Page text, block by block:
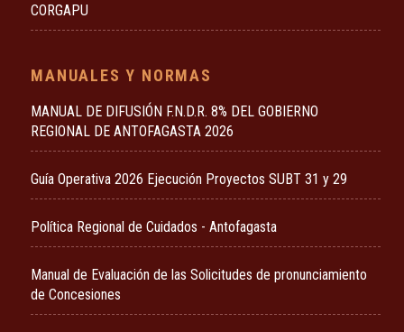
CORGAPU
MANUALES Y NORMAS
MANUAL DE DIFUSIÓN F.N.D.R. 8% DEL GOBIERNO
REGIONAL DE ANTOFAGASTA 2026
Guía Operativa 2026 Ejecución Proyectos SUBT 31 y 29
Política Regional de Cuidados - Antofagasta
Manual de Evaluación de las Solicitudes de pronunciamiento
de Concesiones